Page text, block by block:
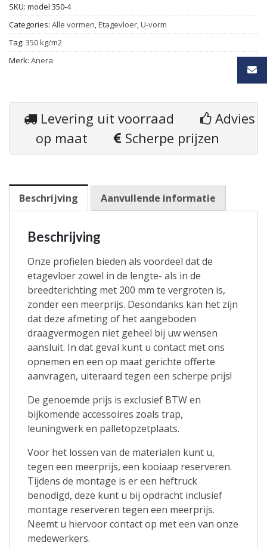
SKU: model 350-4
Categories: Alle vormen,Etagevloer,U-vorm
Tag: 350 kg/m2
Merk: Anera
Levering uit voorraad
Advies
op maat
Scherpe prijzen
Beschrijving Aanvullende informatie
Beschrijving
Onze profielen bieden als voordeel dat de
etagevloer zowel in de lengte- als in de
breedterichting met 200 mm te vergroten is,
zonder een meerprijs. Desondanks kan het zijn
dat deze afmeting of het aangeboden
draagvermogen niet geheel bij uw wensen
aansluit. In dat geval kunt u contact met ons
opnemen en een op maat gerichte offerte
aanvragen, uiteraard tegen een scherpe prijs!
De genoemde prijs is exclusief BTW en
bijkomende accessoires zoals trap,
leuningwerk en palletopzetplaats.
Voor het lossen van de materialen kunt u,
tegen een meerprijs, een kooiaap reserveren.
Tijdens de montage is er een heftruck
benodigd, deze kunt u bij opdracht inclusief
montage reserveren tegen een meerprijs.
Neemt u hiervoor contact op met een van onze
medewerkers.